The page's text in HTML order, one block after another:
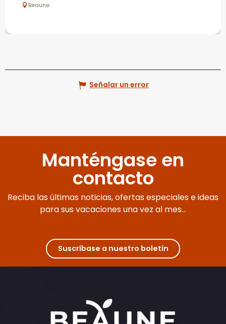
Beaune
Señalar un error
Manténgase en
contacto
Reciba las últimas noticias, ofertas especiales e ideas
para sus vacaciones una vez al mes...
Suscríbase a nuestro boletín